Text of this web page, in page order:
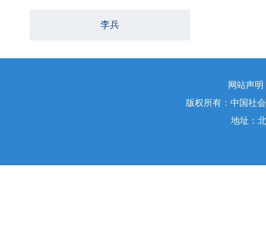
李兵
网站声明
版权所有：中国社
地址：